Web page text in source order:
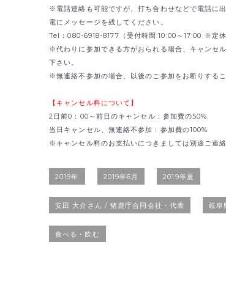
※電話連絡も可能ですが、打ち合わせなどで電話に
電にメッセージを残してください。
Tel：080-6918-8177（受付時間:10:00～17:00 ※定休
※代わりに参加できる方がおられる場合、キャンセ
下さい。
※無連絡不参加の場合、以後のご参加をお断りするこ
【キャンセル料について】
2日前0：00～前日のキャンセル：参加費の50%
当日キャンセル、無連絡不参加：参加費の100%
※キャンセル料のお支払いにつきましては別途ご連絡
2019年 2019年6月 2019年夏
安田 大介さん / 猪鹿庁合同会社・代表 岐阜
食べる・飲む